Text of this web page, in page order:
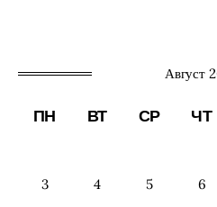
Август
ПН ВТ СР ЧТ
3
4 5 6